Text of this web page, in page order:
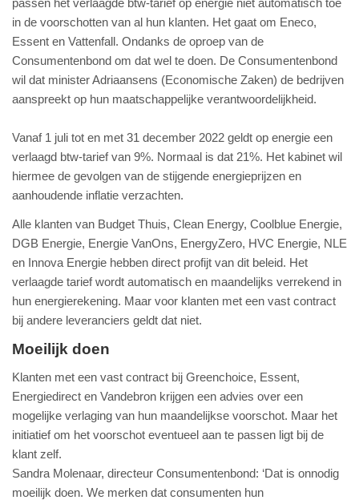
passen het verlaagde btw-tarief op energie niet automatisch toe
in de voorschotten van al hun klanten. Het gaat om Eneco,
Essent en Vattenfall. Ondanks de oproep van de
Consumentenbond om dat wel te doen. De Consumentenbond
wil dat minister Adriaansens (Economische Zaken) de bedrijven
aanspreekt op hun maatschappelijke verantwoordelijkheid.
Vanaf 1 juli tot en met 31 december 2022 geldt op energie een
verlaagd btw-tarief van 9%. Normaal is dat 21%. Het kabinet wil
hiermee de gevolgen van de stijgende energieprijzen en
aanhoudende inflatie verzachten.
Alle klanten van Budget Thuis, Clean Energy, Coolblue Energie,
DGB Energie, Energie VanOns, EnergyZero, HVC Energie, NLE
en Innova Energie hebben direct profijt van dit beleid. Het
verlaagde tarief wordt automatisch en maandelijks verrekend in
hun energierekening. Maar voor klanten met een vast contract
bij andere leveranciers geldt dat niet.
Moeilijk doen
Klanten met een vast contract bij Greenchoice, Essent,
Energiedirect en Vandebron krijgen een advies over een
mogelijke verlaging van hun maandelijkse voorschot. Maar het
initiatief om het voorschot eventueel aan te passen ligt bij de
klant zelf.
Sandra Molenaar, directeur Consumentenbond: ‘Dat is onnodig
moeilijk doen. We merken dat consumenten hun